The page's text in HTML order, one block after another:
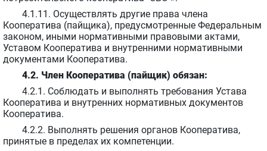
4.1.11. Осуществлять другие права члена
Кооператива (пайщика), предусмотренные Федеральным
законом, иными нормативными правовыми актами,
Уставом Кооператива и внутренними нормативными
документами Кооператива.
4.2. Член Кооператива (пайщик) обязан:
4.2.1. Соблюдать и выполнять требования Устава
Кооператива и внутренних нормативных документов
Кооператива.
4.2.2. Выполнять решения органов Кооператива,
принятые в пределах их компетенции.